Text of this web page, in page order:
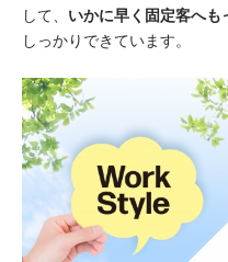
して、 いかに早く固定客へも
しっかりできています。